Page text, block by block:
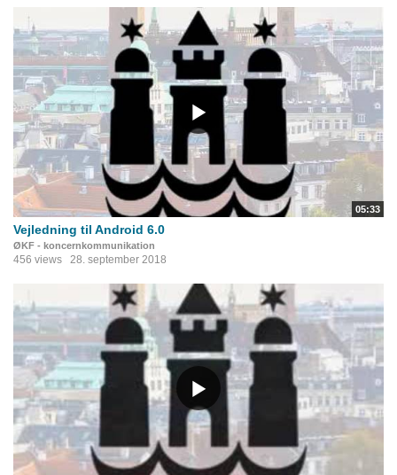
05:33
Vejledning til Android 6.0
ØKF - koncernkommunikation
456 views 28. september 2018